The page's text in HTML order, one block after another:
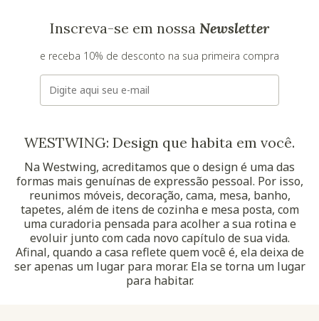
Inscreva-se em nossa Newsletter
e receba 10% de desconto na sua primeira compra
E-mail
WESTWING: Design que habita em você.
Na Westwing, acreditamos que o design é uma das
formas mais genuínas de expressão pessoal. Por isso,
reunimos móveis, decoração, cama, mesa, banho,
tapetes, além de itens de cozinha e mesa posta, com
uma curadoria pensada para acolher a sua rotina e
evoluir junto com cada novo capítulo de sua vida.
Afinal, quando a casa reflete quem você é, ela deixa de
ser apenas um lugar para morar. Ela se torna um lugar
para habitar.